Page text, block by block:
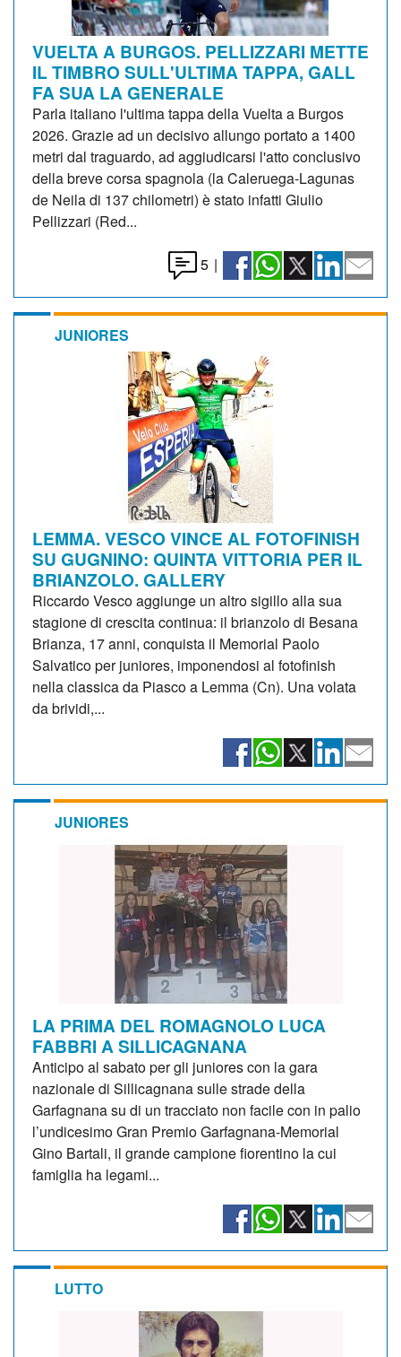
VUELTA A BURGOS. PELLIZZARI METTE
IL TIMBRO SULL'ULTIMA TAPPA, GALL
FA SUA LA GENERALE
Parla italiano l'ultima tappa della Vuelta a Burgos
2026. Grazie ad un decisivo allungo portato a 1400
metri dal traguardo, ad aggiudicarsi l'atto conclusivo
della breve corsa spagnola (la Caleruega-Lagunas
de Neila di 137 chilometri) è stato infatti Giulio
Pellizzari (Red...
5 |
JUNIORES
LEMMA. VESCO VINCE AL FOTOFINISH
SU GUGNINO: QUINTA VITTORIA PER IL
BRIANZOLO. GALLERY
Riccardo Vesco aggiunge un altro sigillo alla sua
stagione di crescita continua: il brianzolo di Besana
Brianza, 17 anni, conquista il Memorial Paolo
Salvatico per juniores, imponendosi al fotofinish
nella classica da Piasco a Lemma (Cn). Una volata
da brividi,...
JUNIORES
LA PRIMA DEL ROMAGNOLO LUCA
FABBRI A SILLICAGNANA
Anticipo al sabato per gli juniores con la gara
nazionale di Sillicagnana sulle strade della
Garfagnana su di un tracciato non facile con in palio
l’undicesimo Gran Premio Garfagnana-Memorial
Gino Bartali, il grande campione fiorentino la cui
famiglia ha legami...
LUTTO